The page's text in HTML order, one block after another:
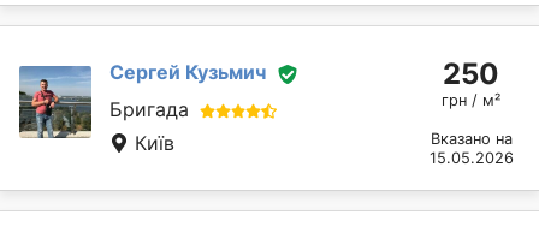
Сергей Кузьмич
Бригада
Київ
250
грн / м²
Вказано на
15.05.2026